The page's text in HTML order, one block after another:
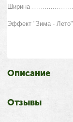
Ширина
Эффект "Зима - Лето"
Описание
Отзывы